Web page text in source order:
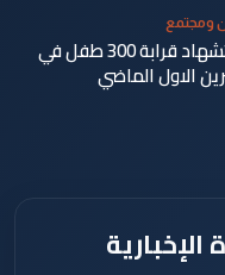
ومجتمع
اليونيسف توثق استشهاد قرابة 300 طفل في
الاول الماضي